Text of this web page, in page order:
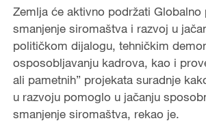
Zemlja će aktivno podržati Globalno
smanjenje siromaštva i razvoj u
političkom dijalogu, tehničkim
osposobljavanju kadrova, kao i
ali pametnih” projekata suradnje
u razvoju pomoglo u jačanju
smanjenje siromaštva, rekao je.